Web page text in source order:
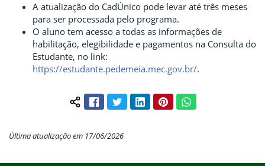
A atualização do CadÚnico pode levar até três meses
para ser processada pelo programa.
O aluno tem acesso a todas as informações de
habilitação, elegibilidade e pagamentos na Consulta do
Estudante, no link:
https://estudante.pedemeia.mec.gov.br/.
Compartilhar conteúdo:
FacebookTwitterLinkedInPinterestWhatsApp
Última atualização em 17/06/2026